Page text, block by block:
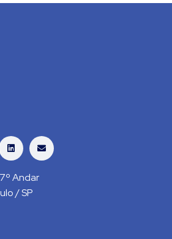
Andar
/ SP